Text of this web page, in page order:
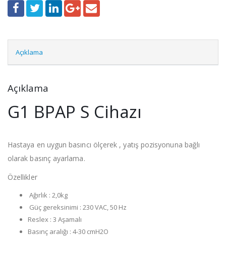
Açıklama
Açıklama
G1 BPAP S Cihazı
Hastaya en uygun basıncı ölçerek , yatış pozisyonuna bağlı
olarak basınç ayarlama.
Özellikler
Ağırlık : 2,0kg
Güç gereksinimi : 230 VAC, 50 Hz
Reslex : 3 Aşamalı
Basınç aralığı : 4-30 cmH2O